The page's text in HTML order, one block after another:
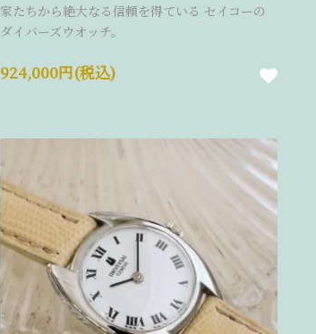
家たちから絶大なる信頼を得ている セイコーの
ダイバーズウオッチ。
924,000円(税込)